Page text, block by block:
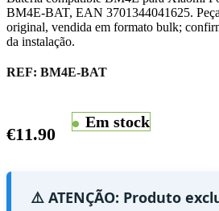
BM4E-BAT, EAN 3701344041625.
original, vendida em formato bulk;
da instalação.
REF: BM4E-BAT
€11.90
Em stock
⚠️ ATENÇÃO: Produto